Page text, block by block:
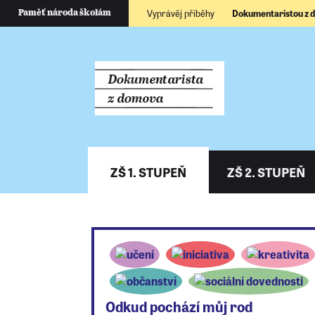
Paměť národa školám Vyprávěj příběhy Dokumentaristou z
ZŠ 1. STUPEŇ ZŠ 2. STUPEŇ
Odkud pochází můj rod